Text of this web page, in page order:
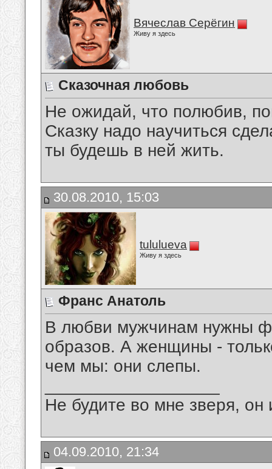
Вячеслав Серёгин
Живу я здесь
Сказочная любовь
Не ожидай, что полюбив,
Сказку надо научиться
ты будешь в ней жить.
30.08.2010, 15:03
tululueva
Живу я здесь
Франс Анатоль
В любви мужчинам нужны
образов. А женщины -
чем мы: они слепы.
Не будите во мне зверя, он
04.09.2010, 21:34